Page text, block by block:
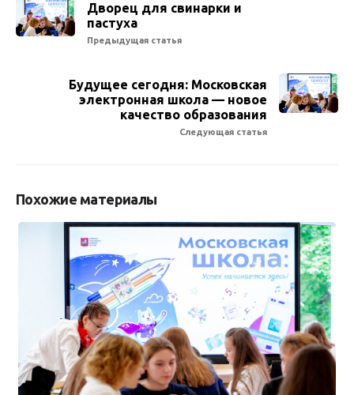
Дворец для свинарки и
пастуха
Предыдущая статья
Будущее сегодня: Московская
электронная школа — новое
качество образования
Следующая статья
Похожие материалы